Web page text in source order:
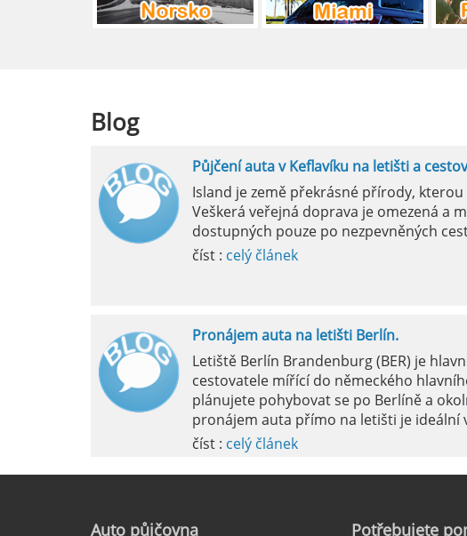
Blog
Půjčení auta na letišti Lefkada je skvělý
Půjčení auta v Keflavíku na letišti a
Island je země překrásné přírody,
Veškerá veřejná doprava je omezená a
dostupných pouze po nezpevněných
číst : celý článek
Pronájem auta na letišti Berlín.
Letiště Berlín Brandenburg (BER) je
cestovatele mířící do německého
plánujete pohybovat se po Berlíně a
pronájem auta přímo na letišti je ideální
číst : celý článek
Letiště Marseille, oficiálně známé jako
Milan,
pokud si půjčujete auto
vyzvednutím funkčnost
Auto půjčovna Potřebujete